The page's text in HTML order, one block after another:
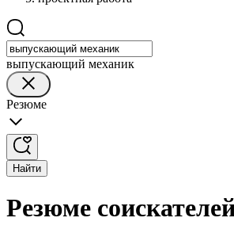
выпускающий механик
Резюме
Найти
Резюме